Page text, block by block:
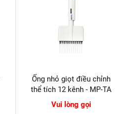
Ống nhỏ giọt điều chỉnh
thể tích 12 kênh - MP-TA
Vui lòng gọi